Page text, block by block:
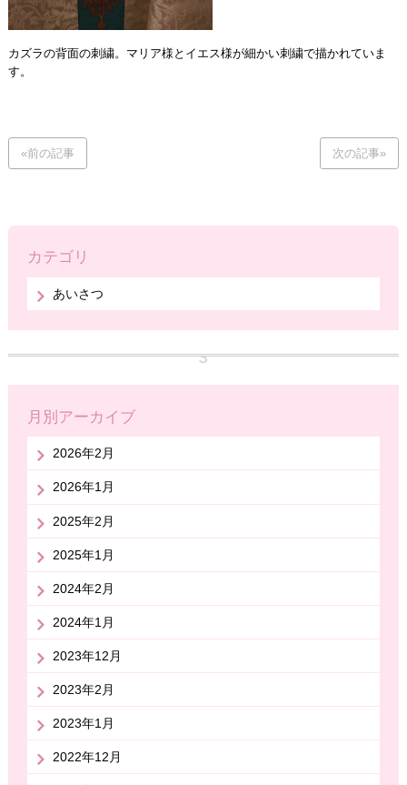
カズラの背面の刺繍。マリア様とイエス様が細かい刺繍で描かれていま
す。
«前の記事 次の記事»
カテゴリ
あいさつ
月別アーカイブ
2026年2月
2026年1月
2025年2月
2025年1月
2024年2月
2024年1月
2023年12月
2023年2月
2023年1月
2022年12月